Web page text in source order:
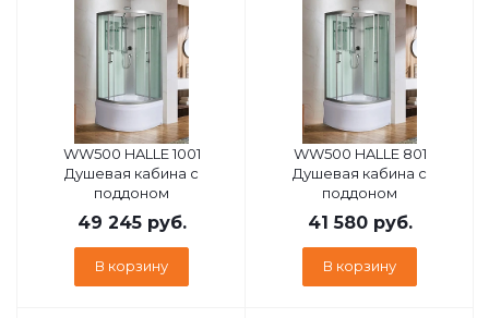
WW500 HALLE 1001
Душевая кабина с
поддоном
49 245руб.
В корзину
WW500 HALLE 801
Душевая кабина с
поддоном
41 580руб.
В корзину